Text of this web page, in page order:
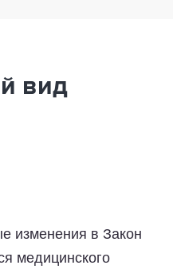
вид
изменения в Закон
медицинского